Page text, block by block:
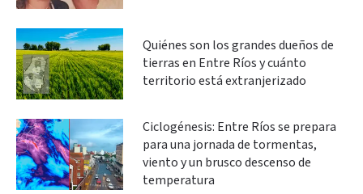
Quiénes son los grandes dueños de
tierras en Entre Ríos y cuánto
territorio está extranjerizado
Ciclogénesis: Entre Ríos se prepara
para una jornada de tormentas,
viento y un brusco descenso de
temperatura